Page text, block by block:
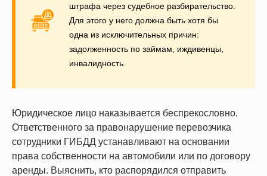
штрафа через судебное разбирательство.
Для этого у него должна быть хотя бы
одна из исключительных причин:
задолженность по займам, иждивенцы,
инвалидность.
Юридическое лицо наказывается беспрекословно.
Ответственного за правонарушение перевозчика
сотрудники ГИБДД устанавливают на основании
права собственности на автомобили или по договору
аренды. Выяснить, кто распорядился отправить